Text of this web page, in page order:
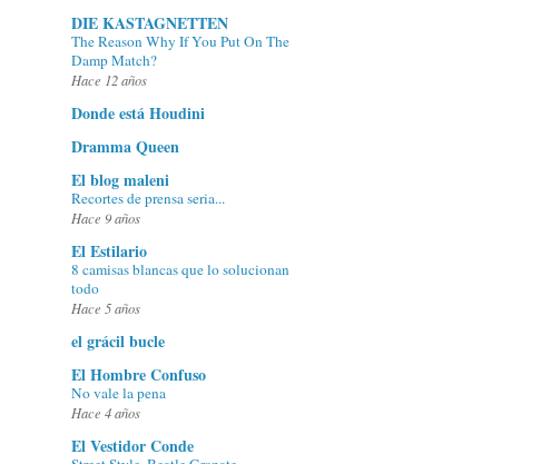
DIE KASTAGNETTEN
The Reason Why If You Put On The
Damp Match?
Hace 12 años
Donde está Houdini
Dramma Queen
El blog maleni
Recortes de prensa seria...
Hace 9 años
El Estilario
8 camisas blancas que lo solucionan
todo
Hace 5 años
el grácil bucle
El Hombre Confuso
No vale la pena
Hace 4 años
El Vestidor Conde